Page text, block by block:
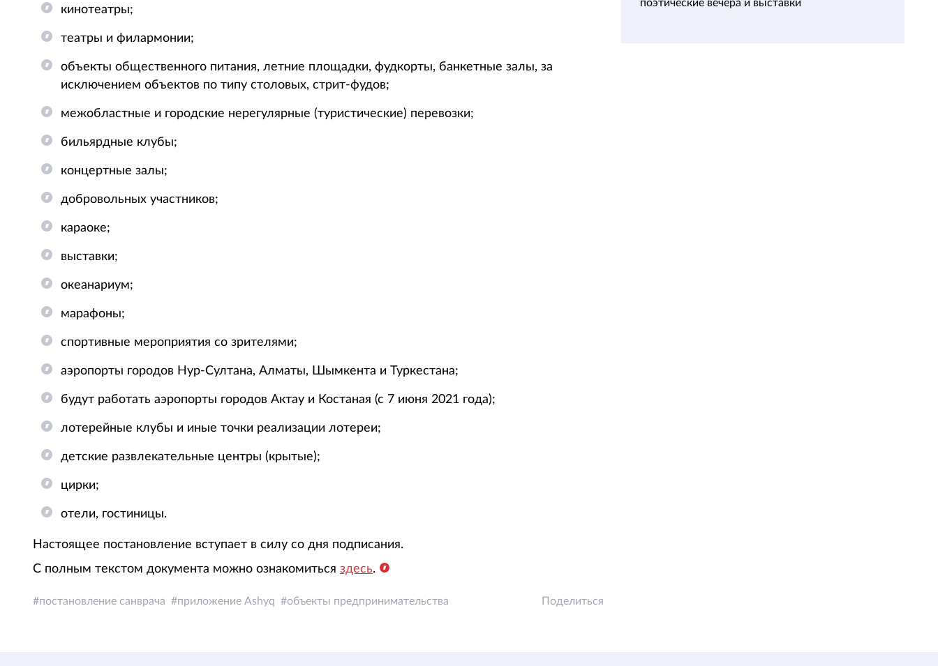
кинотеатры;
театры и филармонии;
объекты общественного питания, летние площадки, фудкорты, банкетные залы, за
исключением объектов по типу столовых, стрит-фудов;
межобластные и городские нерегулярные (туристические) перевозки;
бильярдные клубы;
концертные залы;
добровольных участников;
караоке;
выставки;
океанариум;
марафоны;
спортивные мероприятия со зрителями;
аэропорты городов Нур-Султана, Алматы, Шымкента и Туркестана;
будут работать аэропорты городов Актау и Костаная (с 7 июня 2021 года);
лотерейные клубы и иные точки реализации лотереи;
детские развлекательные центры (крытые);
цирки;
отели, гостиницы.
Настоящее постановление вступает в силу со дня подписания.
С полным текстом документа можно ознакомиться здесь.
постановление санврача приложение Ashyq объекты предпринимательства Поделиться
поэтические вечера и выставки